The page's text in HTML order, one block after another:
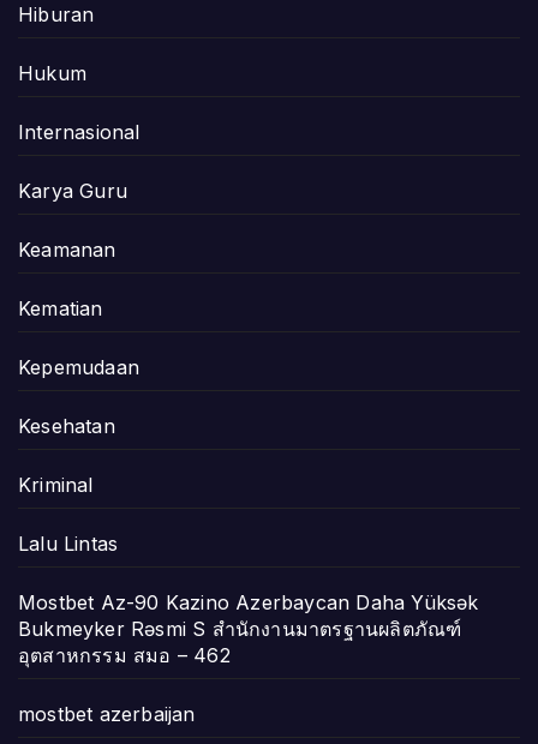
Hiburan
Hukum
Internasional
Karya Guru
Keamanan
Kematian
Kepemudaan
Kesehatan
Kriminal
Lalu Lintas
Mostbet Az-90 Kazino Azerbaycan Daha Yüksək
Bukmeyker Rəsmi S สำนักงานมาตรฐานผลิตภัณฑ์
อุตสาหกรรม สมอ – 462
mostbet azerbaijan